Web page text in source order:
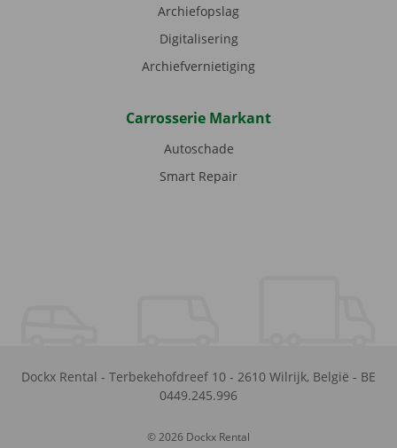
Archiefopslag
Digitalisering
Archiefvernietiging
Carrosserie Markant
Autoschade
Smart Repair
Dockx Rental - Terbekehofdreef 10 - 2610 Wilrijk, België - BE
0449.245.996
© 2026 Dockx Rental